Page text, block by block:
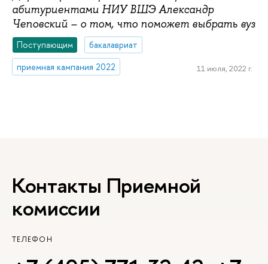
абитуриентами НИУ ВШЭ Александр
Чеповский – о том, что поможет выбрать вуз
Поступающим
бакалавриат
приемная кампания 2022
11 июля, 2022 г.
Контакты Приемной
комиссии
ТЕЛЕФОН